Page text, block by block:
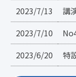
2023/7/13
講
2023/7/10
2023/6/20
特